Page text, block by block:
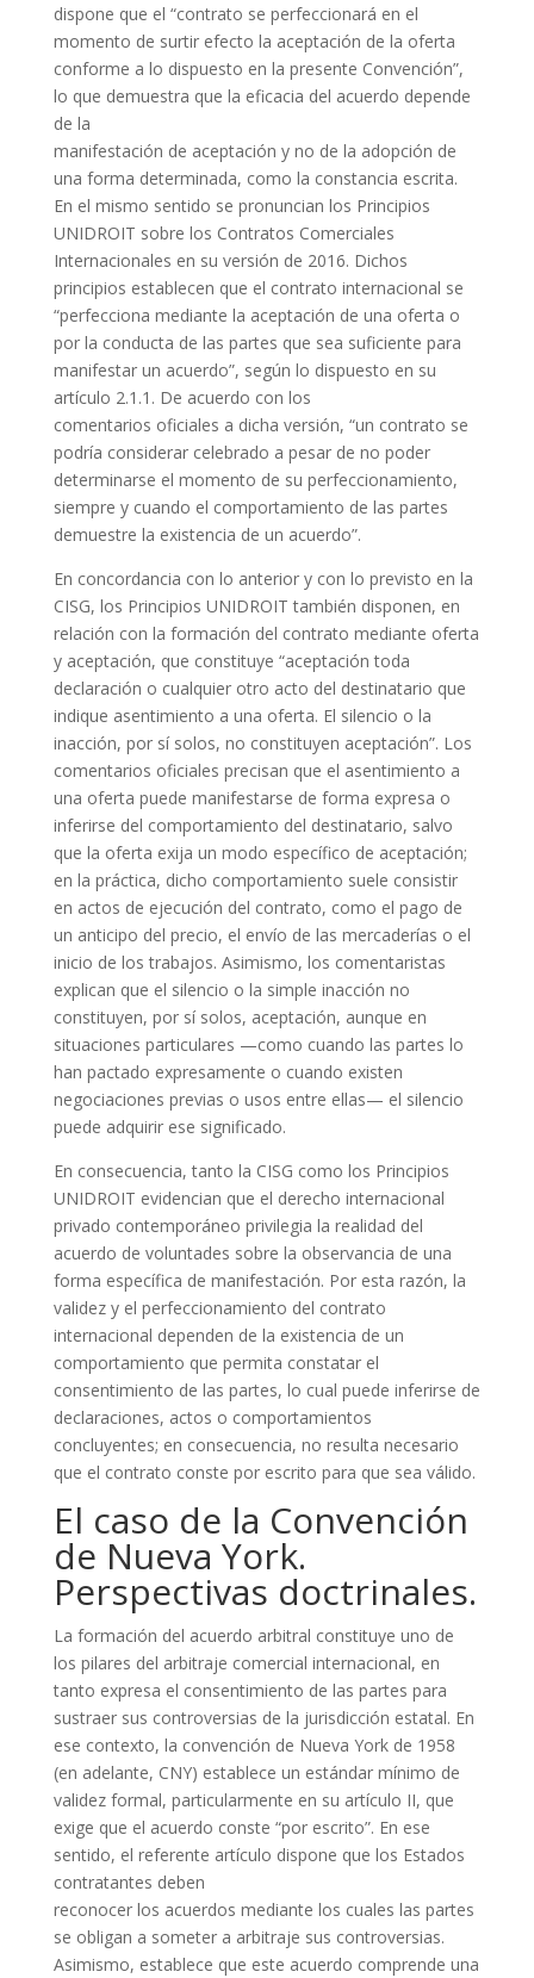
dispone que el “contrato se perfeccionará en el
momento de surtir efecto la aceptación de la oferta
conforme a lo dispuesto en la presente Convención”,
lo que demuestra que la eficacia del acuerdo depende
de la
manifestación de aceptación y no de la adopción de
una forma determinada, como la constancia escrita.
En el mismo sentido se pronuncian los Principios
UNIDROIT sobre los Contratos Comerciales
Internacionales en su versión de 2016. Dichos
principios establecen que el contrato internacional se
“perfecciona mediante la aceptación de una oferta o
por la conducta de las partes que sea suficiente para
manifestar un acuerdo”, según lo dispuesto en su
artículo 2.1.1. De acuerdo con los
comentarios oficiales a dicha versión, “un contrato se
podría considerar celebrado a pesar de no poder
determinarse el momento de su perfeccionamiento,
siempre y cuando el comportamiento de las partes
demuestre la existencia de un acuerdo”.
En concordancia con lo anterior y con lo previsto en la
CISG, los Principios UNIDROIT también disponen, en
relación con la formación del contrato mediante oferta
y aceptación, que constituye “aceptación toda
declaración o cualquier otro acto del destinatario que
indique asentimiento a una oferta. El silencio o la
inacción, por sí solos, no constituyen aceptación”. Los
comentarios oficiales precisan que el asentimiento a
una oferta puede manifestarse de forma expresa o
inferirse del comportamiento del destinatario, salvo
que la oferta exija un modo específico de aceptación;
en la práctica, dicho comportamiento suele consistir
en actos de ejecución del contrato, como el pago de
un anticipo del precio, el envío de las mercaderías o el
inicio de los trabajos. Asimismo, los comentaristas
explican que el silencio o la simple inacción no
constituyen, por sí solos, aceptación, aunque en
situaciones particulares —como cuando las partes lo
han pactado expresamente o cuando existen
negociaciones previas o usos entre ellas— el silencio
puede adquirir ese significado.
En consecuencia, tanto la CISG como los Principios
UNIDROIT evidencian que el derecho internacional
privado contemporáneo privilegia la realidad del
acuerdo de voluntades sobre la observancia de una
forma específica de manifestación. Por esta razón, la
validez y el perfeccionamiento del contrato
internacional dependen de la existencia de un
comportamiento que permita constatar el
consentimiento de las partes, lo cual puede inferirse de
declaraciones, actos o comportamientos
concluyentes; en consecuencia, no resulta necesario
que el contrato conste por escrito para que sea válido.
El caso de la Convención
de Nueva York.
Perspectivas doctrinales.
La formación del acuerdo arbitral constituye uno de
los pilares del arbitraje comercial internacional, en
tanto expresa el consentimiento de las partes para
sustraer sus controversias de la jurisdicción estatal. En
ese contexto, la convención de Nueva York de 1958
(en adelante, CNY) establece un estándar mínimo de
validez formal, particularmente en su artículo II, que
exige que el acuerdo conste “por escrito”. En ese
sentido, el referente artículo dispone que los Estados
contratantes deben
reconocer los acuerdos mediante los cuales las partes
se obligan a someter a arbitraje sus controversias.
Asimismo, establece que este acuerdo comprende una